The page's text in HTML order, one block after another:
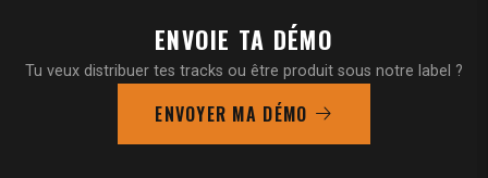
ENVOIE TA DÉMO
Tu veux distribuer tes tracks ou être produit sous notre label ?
ENVOYER MA DÉMO